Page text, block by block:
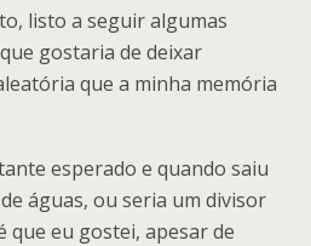
listo a seguir algumas
gostaria de deixar
que a minha memória
esperado e quando saiu
águas, ou seria um divisor
que eu gostei, apesar de